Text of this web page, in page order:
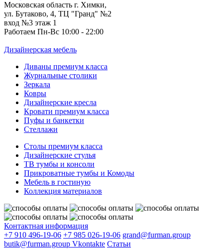
Московская область г. Химки,
ул. Бутаково, 4, ТЦ "Гранд" №2
вход №3 этаж 1
Работаем Пн-Вс 10:00 - 22:00
Дизайнерская мебель
Диваны премиум класса
Журнальные столики
Зеркала
Ковры
Дизайнерские кресла
Кровати премиум класса
Пуфы и банкетки
Стеллажи
Столы премиум класса
Дизайнерские стулья
ТВ тумбы и консоли
Прикроватные тумбы и Комоды
Мебель в гостиную
Коллекция материалов
Контактная информация
+7 910 496-19-06 +7 985 026-19-06 grand@furman.group
butik@furman.group Vkontakte Статьи